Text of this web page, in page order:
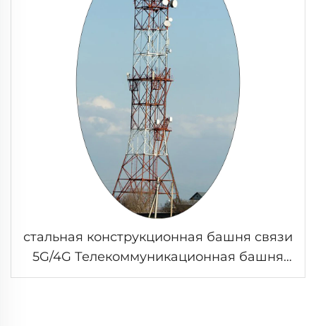
стальная конструкционная башня связи
5G/4G Телекоммуникационная башня
передачи сигнала